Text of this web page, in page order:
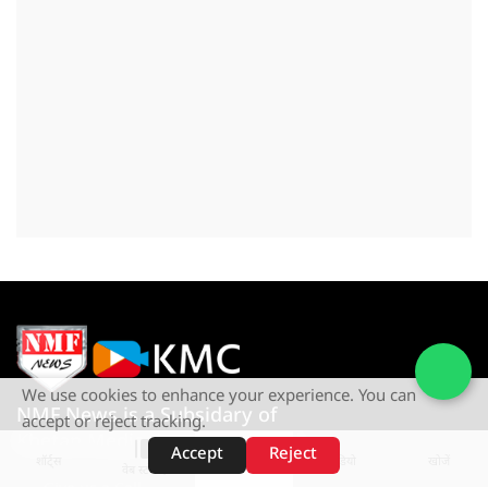
वेब स्टोरीज़
NMF News is a Subsidary of
Khetan Media Creation Pvt Ltd
We use cookies to enhance your experience. You can
accept or reject tracking.
Accept
Reject